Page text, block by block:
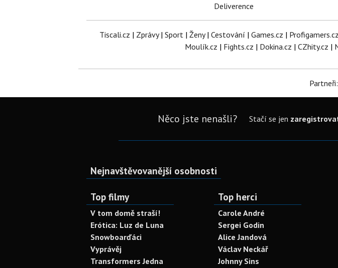
Deliverence
Tiscali.cz | Zprávy| Sport| Ženy| Cestování | Games.cz | Profigamers.cz
Moulík.cz | Fights.cz | Dokina.cz | CZhity.cz |
Něco jste nenašli? Stačí se jen
Nejnavštěvovanější osobnosti
Top filmy
V tom domě straší!
Erótica: Luz de Luna
Snowboarďáci
Vyprávěj
Transformers Jedna
Top herci
Carole André
Sergei Godin
Alice Jandová
Václav Neckář
Johnny Sins